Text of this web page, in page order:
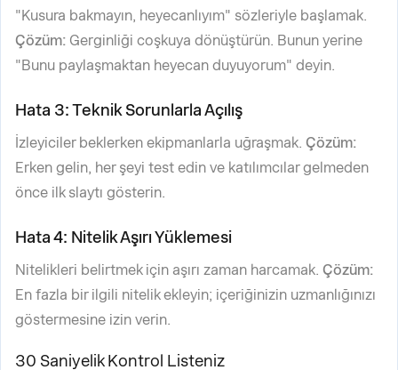
"Kusura bakmayın, heyecanlıyım" sözleriyle başlamak.
Çözüm: Gerginliği coşkuya dönüştürün. Bunun yerine
"Bunu paylaşmaktan heyecan duyuyorum" deyin.
Hata 3: Teknik Sorunlarla Açılış
İzleyiciler beklerken ekipmanlarla uğraşmak. Çözüm:
Erken gelin, her şeyi test edin ve katılımcılar gelmeden
önce ilk slaytı gösterin.
Hata 4: Nitelik Aşırı Yüklemesi
Nitelikleri belirtmek için aşırı zaman harcamak. Çözüm:
En fazla bir ilgili nitelik ekleyin; içeriğinizin uzmanlığınızı
göstermesine izin verin.
30 Saniyelik Kontrol Listeniz